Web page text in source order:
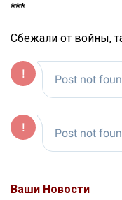
***
Сбежали от войны,
Ваши Новости